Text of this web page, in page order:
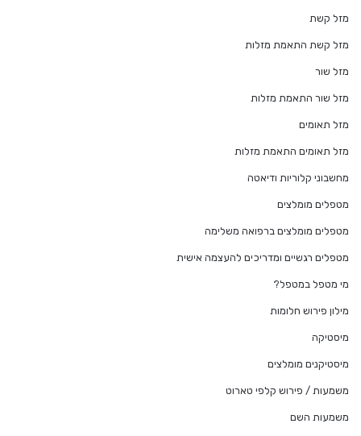
מזל קשת
מזל קשת התאמת מזלות
מזל שור
מזל שור התאמת מזלות
מזל תאומים
מזל תאומים התאמת מזלות
מחשבוני קלוריות ודיאטה
מטפלים מומלצים
מטפלים מומלצים ברפואה משלימה
מטפלים רגשיים ומדריכים להעצמה אישית
מי מטפל במטפל?
מילון פירוש חלומות
מיסטיקה
מיסטיקנים מומלצים
משמעות / פירוש קלפי טארוט
משמעות השם